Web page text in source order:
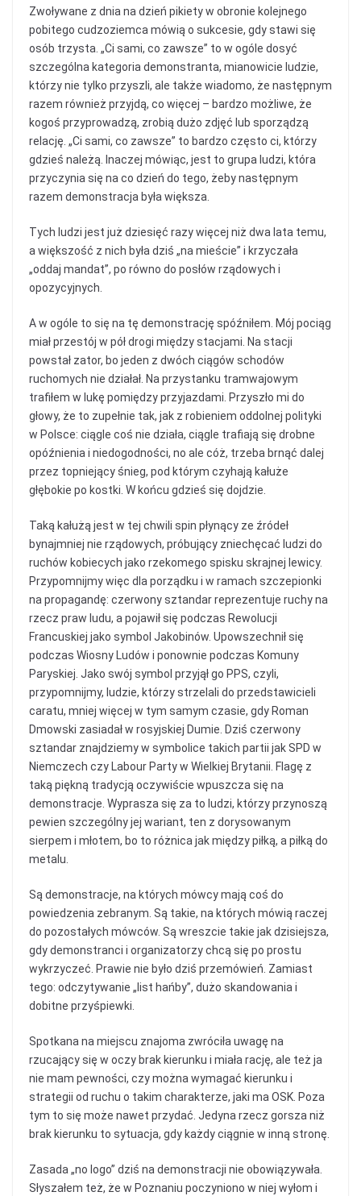
Zwoływane z dnia na dzień pikiety w obronie kolejnego
pobitego cudzoziemca mówią o sukcesie, gdy stawi się
osób trzysta. „Ci sami, co zawsze” to w ogóle dosyć
szczególna kategoria demonstranta, mianowicie ludzie,
którzy nie tylko przyszli, ale także wiadomo, że następnym
razem również przyjdą, co więcej – bardzo możliwe, że
kogoś przyprowadzą, zrobią dużo zdjęć lub sporządzą
relację. „Ci sami, co zawsze” to bardzo często ci, którzy
gdzieś należą. Inaczej mówiąc, jest to grupa ludzi, która
przyczynia się na co dzień do tego, żeby następnym
razem demonstracja była większa.
Tych ludzi jest już dziesięć razy więcej niż dwa lata temu,
a większość z nich była dziś „na mieście” i krzyczała
„oddaj mandat”, po równo do posłów rządowych i
opozycyjnych.
A w ogóle to się na tę demonstrację spóźniłem. Mój pociąg
miał przestój w pół drogi między stacjami. Na stacji
powstał zator, bo jeden z dwóch ciągów schodów
ruchomych nie działał. Na przystanku tramwajowym
trafiłem w lukę pomiędzy przyjazdami. Przyszło mi do
głowy, że to zupełnie tak, jak z robieniem oddolnej polityki
w Polsce: ciągle coś nie działa, ciągle trafiają się drobne
opóźnienia i niedogodności, no ale cóż, trzeba brnąć dalej
przez topniejący śnieg, pod którym czyhają kałuże
głębokie po kostki. W końcu gdzieś się dojdzie.
Taką kałużą jest w tej chwili spin płynący ze źródeł
bynajmniej nie rządowych, próbujący zniechęcać ludzi do
ruchów kobiecych jako rzekomego spisku skrajnej lewicy.
Przypomnijmy więc dla porządku i w ramach szczepionki
na propagandę: czerwony sztandar reprezentuje ruchy na
rzecz praw ludu, a pojawił się podczas Rewolucji
Francuskiej jako symbol Jakobinów. Upowszechnił się
podczas Wiosny Ludów i ponownie podczas Komuny
Paryskiej. Jako swój symbol przyjął go PPS, czyli,
przypomnijmy, ludzie, którzy strzelali do przedstawicieli
caratu, mniej więcej w tym samym czasie, gdy Roman
Dmowski zasiadał w rosyjskiej Dumie. Dziś czerwony
sztandar znajdziemy w symbolice takich partii jak SPD w
Niemczech czy Labour Party w Wielkiej Brytanii. Flagę z
taką piękną tradycją oczywiście wpuszcza się na
demonstracje. Wyprasza się za to ludzi, którzy przynoszą
pewien szczególny jej wariant, ten z dorysowanym
sierpem i młotem, bo to różnica jak między piłką, a piłką do
metalu.
Są demonstracje, na których mówcy mają coś do
powiedzenia zebranym. Są takie, na których mówią raczej
do pozostałych mówców. Są wreszcie takie jak dzisiejsza,
gdy demonstranci i organizatorzy chcą się po prostu
wykrzyczeć. Prawie nie było dziś przemówień. Zamiast
tego: odczytywanie „list hańby”, dużo skandowania i
dobitne przyśpiewki.
Spotkana na miejscu znajoma zwróciła uwagę na
rzucający się w oczy brak kierunku i miała rację, ale też ja
nie mam pewności, czy można wymagać kierunku i
strategii od ruchu o takim charakterze, jaki ma OSK. Poza
tym to się może nawet przydać. Jedyna rzecz gorsza niż
brak kierunku to sytuacja, gdy każdy ciągnie w inną stronę.
Zasada „no logo” dziś na demonstracji nie obowiązywała.
Słyszałem też, że w Poznaniu poczyniono w niej wyłom i